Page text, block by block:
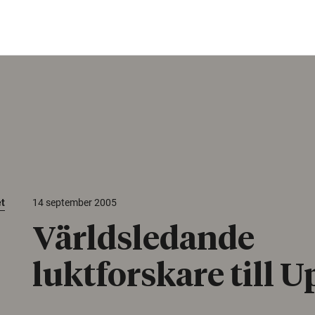
14 september 2005
Världsledande
luktforskare till